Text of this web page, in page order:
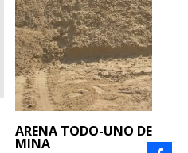
ARENA TODO-UNO DE
MINA